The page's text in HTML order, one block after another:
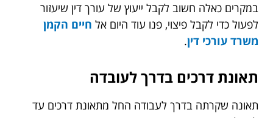
במקרים כאלה חשוב לקבל ייעוץ של עורך דין שיעזור
לפעול כדי לקבל פיצוי, פנו עוד היום אל חיים הקמן
משרד עורכי דין.
תאונת דרכים בדרך לעובדה
תאונה שקרתה בדרך לעבודה החל מתאונת דרכים עד